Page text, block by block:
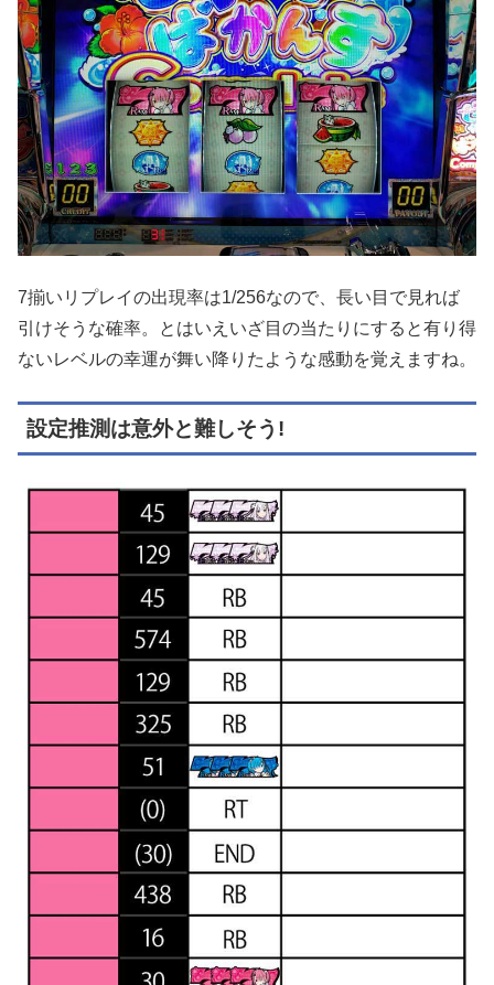
7揃いリプレイの出現率は1/256なので、長い目で見れば
引けそうな確率。とはいえいざ目の当たりにすると有り得
ないレベルの幸運が舞い降りたような感動を覚えますね。
設定推測は意外と難しそう!